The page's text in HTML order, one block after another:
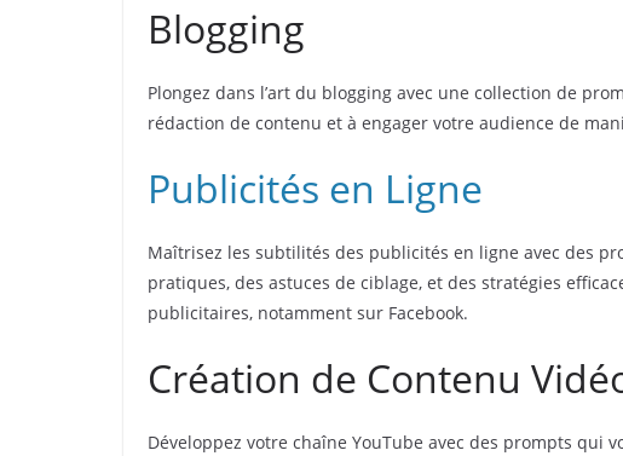
Blogging
Plongez dans l’art du blogging avec une collection de
rédaction de contenu et à engager votre audience de
Publicités en Ligne
Maîtrisez les subtilités des publicités en ligne avec des
pratiques, des astuces de ciblage, et des stratégies
publicitaires, notamment sur Facebook.
Création de Contenu
Développez votre chaîne YouTube avec des prompts qui